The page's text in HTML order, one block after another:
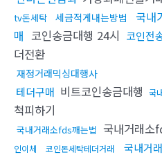
tv돈세탁
세금적게내는방법 국내
매 코인송금대행 24시 코인전
더전환
재정거래믹싱대행사
테더구매 비트코인송금대행 국
척피하기
국내거래소fds깨는법 국내거래소
인이체
코인돈세탁테더거래 국내거